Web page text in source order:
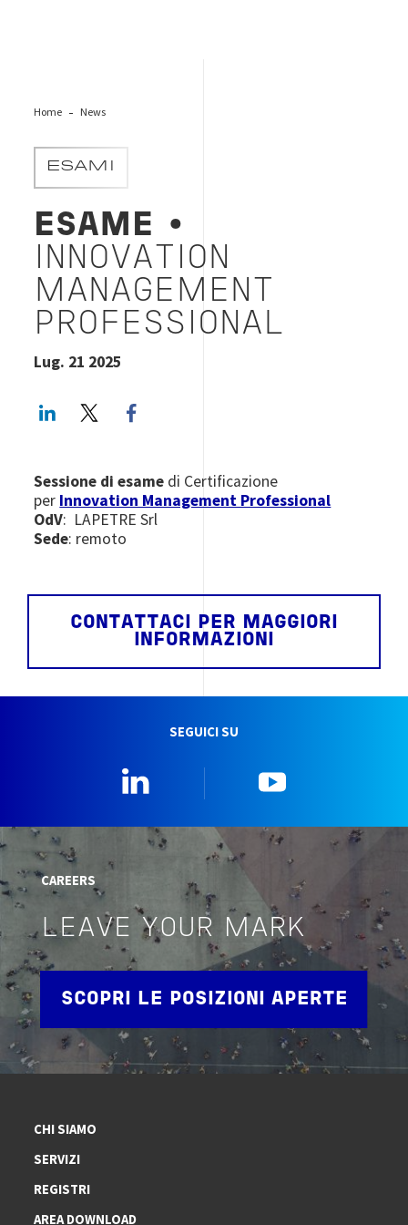
Home News
ESAMI
ESAME
•
INNOVATION
MANAGEMENT
PROFESSIONAL
Lug. 21 2025
LinkedInTwitter
Sessione di esame di Certificazione
per Innovation Management Professional
OdV: LAPETRE Srl
Sede: remoto
CONTATTACI PER MAGGIORI
INFORMAZIONI
SEGUICI SU
CAREERS
LEAVE YOUR MARK
SCOPRI LE POSIZIONI APERTE
CHI SIAMO
SERVIZI
REGISTRI
AREA DOWNLOAD